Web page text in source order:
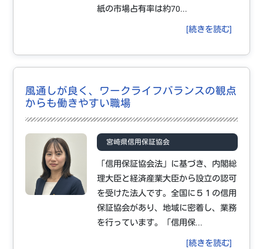
紙の市場占有率は約70...
[続きを読む]
風通しが良く、ワークライフバランスの観点
からも働きやすい職場
宮崎県信用保証協会
「信用保証協会法」に基づき、内閣総
理大臣と経済産業大臣から設立の認可
を受けた法人です。全国に５１の信用
保証協会があり、地域に密着し、業務
を行っています。「信用保...
[続きを読む]